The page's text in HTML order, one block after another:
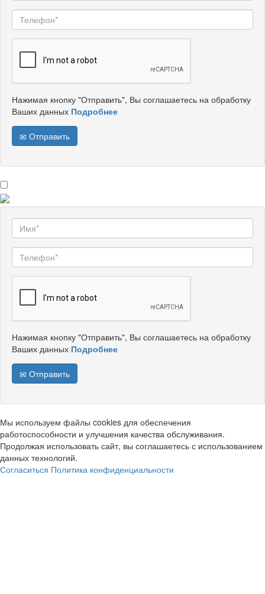
Нажимая кнопку "Отправить", Вы соглашаетесь на обработку
Ваших данных Подробнее
Отправить
Нажимая кнопку "Отправить", Вы соглашаетесь на обработку
Ваших данных Подробнее
Отправить
Мы используем файлы cookies для обеспечения
работоспособности и улучшения качества обслуживания.
Продолжая использовать сайт, вы соглашаетесь с использованием
данных технологий.
Согласиться Политика конфиденциальности